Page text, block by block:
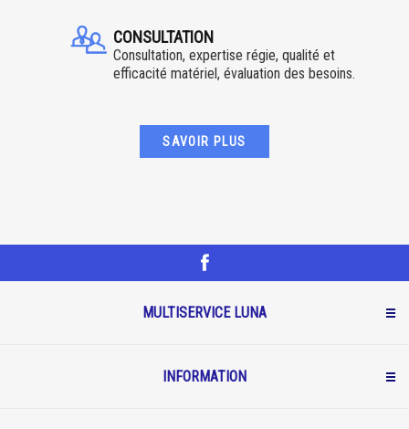
CONSULTATION
Consultation, expertise régie, qualité et
efficacité matériel, évaluation des besoins.
SAVOIR PLUS
MULTISERVICE LUNA
INFORMATION